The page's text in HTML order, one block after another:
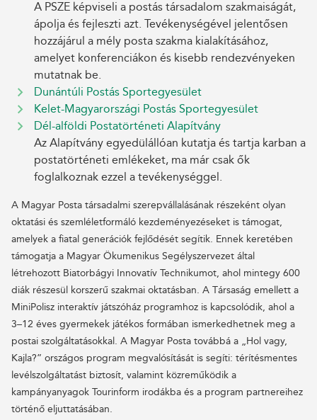
A PSZE képviseli a postás társadalom szakmaiságát,
ápolja és fejleszti azt. Tevékenységével jelentősen
hozzájárul a mély posta szakma kialakításához,
amelyet konferenciákon és kisebb rendezvényeken
mutatnak be.
Dunántúli Postás Sportegyesület
Kelet-Magyarországi Postás Sportegyesület
Dél-alföldi Postatörténeti Alapítvány
Az Alapítvány egyedülállóan kutatja és tartja karban a
postatörténeti emlékeket, ma már csak ők
foglalkoznak ezzel a tevékenységgel.
A Magyar Posta társadalmi szerepvállalásának részeként olyan
oktatási és szemléletformáló kezdeményezéseket is támogat,
amelyek a fiatal generációk fejlődését segítik. Ennek keretében
támogatja a Magyar Ökumenikus Segélyszervezet által
létrehozott Biatorbágyi Innovatív Technikumot, ahol mintegy 600
diák részesül korszerű szakmai oktatásban. A Társaság emellett a
MiniPolisz interaktív játszóház programhoz is kapcsolódik, ahol a
3–12 éves gyermekek játékos formában ismerkedhetnek meg a
postai szolgáltatásokkal. A Magyar Posta továbbá a „Hol vagy,
Kajla?” országos program megvalósítását is segíti: térítésmentes
levélszolgáltatást biztosít, valamint közreműködik a
kampányanyagok Tourinform irodákba és a program partnereihez
történő eljuttatásában.